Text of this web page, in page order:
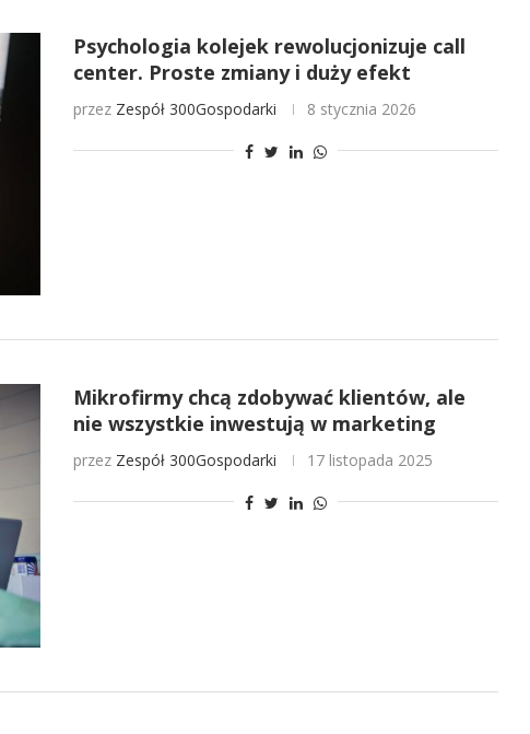
Psychologia kolejek rewolucjonizuje call
center. Proste zmiany i duży efekt
przez Zespół 300Gospodarki 8 stycznia 2026
Mikrofirmy chcą zdobywać klientów, ale
nie wszystkie inwestują w marketing
przez Zespół 300Gospodarki 17 listopada 2025